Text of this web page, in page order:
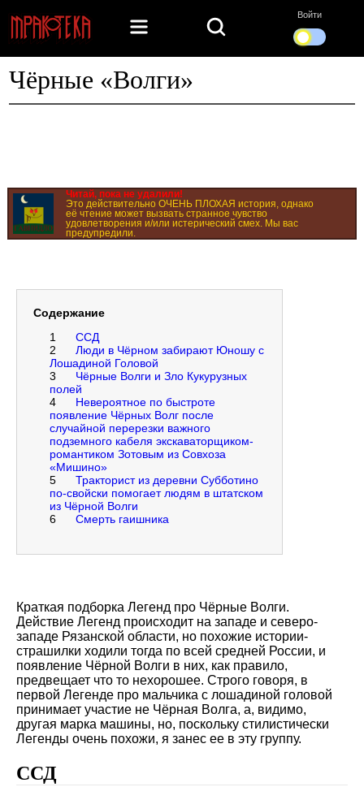
Войти
Чёрные «Волги»
Читай, пока не удалили!
Это действительно ОЧЕНЬ ПЛОХАЯ история, однако
её чтение может вызвать странное чувство
удовлетворения и/или истерический смех. Мы вас
предупредили.
Содержание
1
ССД
2
Люди в Чёрном забирают Юношу с
Лошадиной Головой
3
Чёрные Волги и Зло Кукурузных
полей
4
Невероятное по быстроте
появление Чёрных Волг после
случайной перерезки важного
подземного кабеля экскаваторщиком-
романтиком Зотовым из Совхоза
«Мишино»
5
Тракторист из деревни Субботино
по-свойски помогает людям в штатском
из Чёрной Волги
6
Смерть гаишника
Краткая подборка Легенд про Чёрные Волги.
Действие Легенд происходит на западе и северо-
западе Рязанской области, но похожие истории-
страшилки ходили тогда по всей средней России, и
появление Чёрной Волги в них, как правило,
предвещает что то нехорошее. Строго говоря, в
первой Легенде про мальчика с лошадиной головой
принимает участие не Чёрная Волга, а, видимо,
другая марка машины, но, поскольку стилистически
Легенды очень похожи, я занес ее в эту группу.
ССД